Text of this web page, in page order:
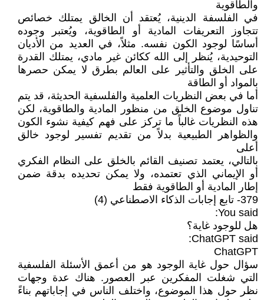
والطاقوية
في الفلسفة الدينية، يُعتقد أن الخالق يمتلك خصائص
تتجاوز التعريفات المادية أو الطاقوية، ويُعتبر وجوده
أساسًا لوجود الكون نفسه. مثلاً، في العديد من الأديان
التوحيدية، يُنظر إلى الله ككائن غير مادي، يمتلك القدرة
على الخلق والتأثير على العالم بطرق لا يمكن حصرها
بالمواد أو الطاقة
أما في بعض النظريات العلمية والفلسفية الحديثة، قد يتم
تناول موضوع الخلق من منظور المادية والطاقوية، لكن
هذه النظريات غالباً ما تركز على فهم كيفية نشوء الكون
والظواهر الطبيعية بدلاً من تقديم تفسير لوجود خالق
أعلى
بالتالي، يعتمد تصنيف القائم بالخلق على النظام الفكري
أو الإيماني الذي تعتمده، ولا يمكن تحديده بدقة ضمن
إطار المادية أو الطاقوية فقط
379- تابع إجابات الذكاء الاصطناعي (4)
You said:
هل للوجود غاية؟
ChatGPT said:
ChatGPT
سؤال حول غاية الوجود هو من أعمق الأسئلة الفلسفية
التي شغلت المفكرين عبر العصور. هناك عدة وجهات
نظر حول هذا الموضوع، واختلف الناس في إجاباتهم بناءً